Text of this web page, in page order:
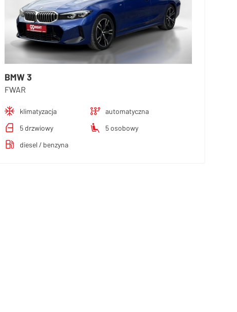
BMW 3
FWAR
klimatyzacja
automatyczna
5 drzwiowy
5 osobowy
diesel / benzyna